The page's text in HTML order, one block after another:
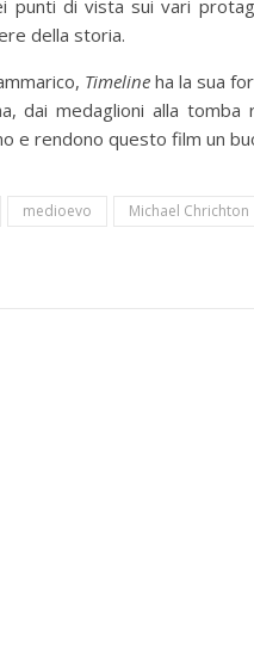
punti di vista sui vari
della storia.
Timeline ha la sua
dai medaglioni alla
e rendono questo film un
medioevo Michael Chrichton